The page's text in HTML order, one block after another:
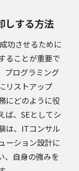
しする方法
功させるために
ることが重要で
プログラミング
リストアップ
にどのように役
ば、SEとしてシ
は、ITコンサル
ーション設計に
、自身の強みを